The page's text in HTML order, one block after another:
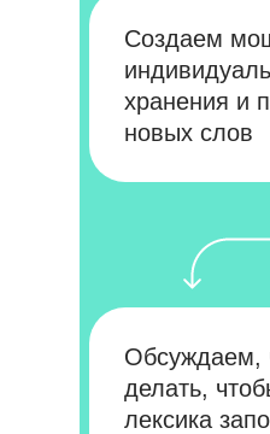
Создаем
хранения и
новых слов
Обсуждаем,
делать,
лексика